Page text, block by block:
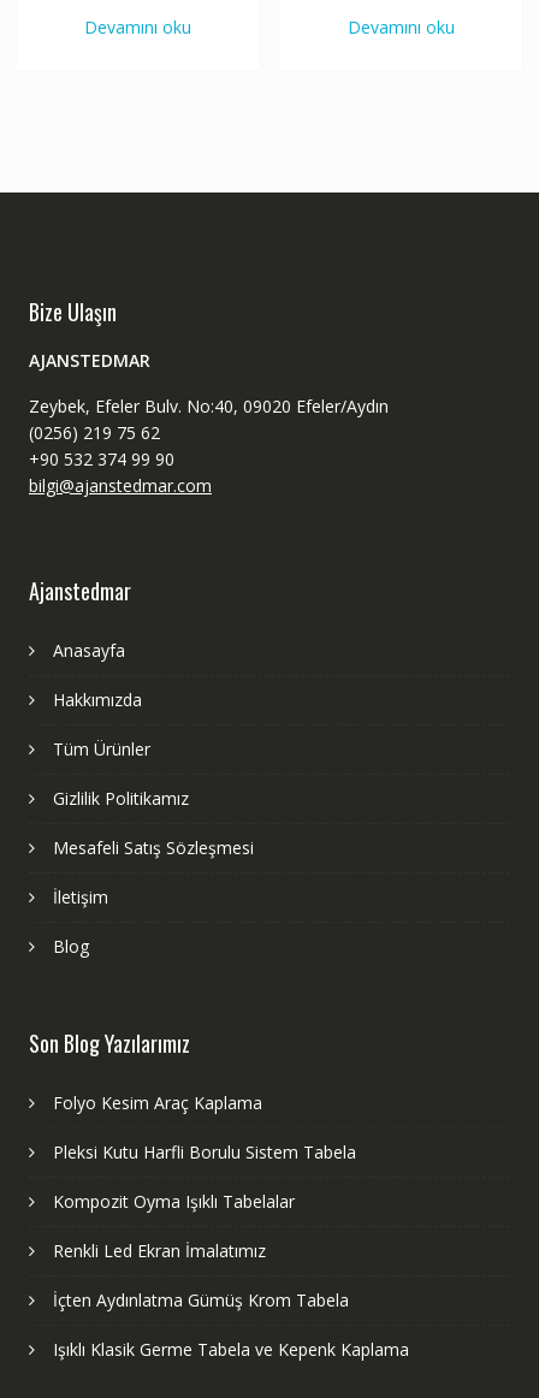
Devamını oku Devamını oku
Bize Ulaşın
AJANSTEDMAR
Zeybek, Efeler Bulv. No:40, 09020 Efeler/Aydın
(0256) 219 75 62
+90 532 374 99 90
bilgi@ajanstedmar.com
Ajanstedmar
Anasayfa
Hakkımızda
Tüm Ürünler
Gizlilik Politikamız
Mesafeli Satış Sözleşmesi
İletişim
Blog
Son Blog Yazılarımız
Folyo Kesim Araç Kaplama
Pleksi Kutu Harfli Borulu Sistem Tabela
Kompozit Oyma Işıklı Tabelalar
Renkli Led Ekran İmalatımız
İçten Aydınlatma Gümüş Krom Tabela
Işıklı Klasik Germe Tabela ve Kepenk Kaplama